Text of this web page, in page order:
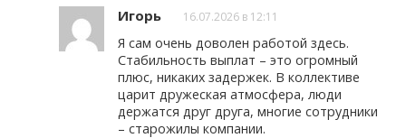
Игорь 16.07.2026 в 12:11
Я сам очень доволен работой здесь.
Стабильность выплат – это огромный
плюс, никаких задержек. В коллективе
царит дружеская атмосфера, люди
держатся друг друга, многие сотрудники
– старожилы компании.